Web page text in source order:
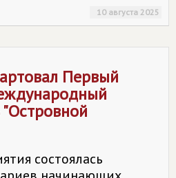
10 августа 2025
Первый
состоялась